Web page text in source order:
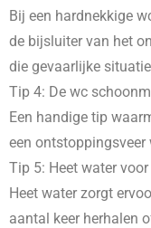
Bij een hardnekkige
de bijsluiter van het
die gevaarlijke
Tip 4: De wc
Een handige tip
een ontstoppingsveer
Tip 5: Heet water
Heet water zorgt
aantal keer herhalen